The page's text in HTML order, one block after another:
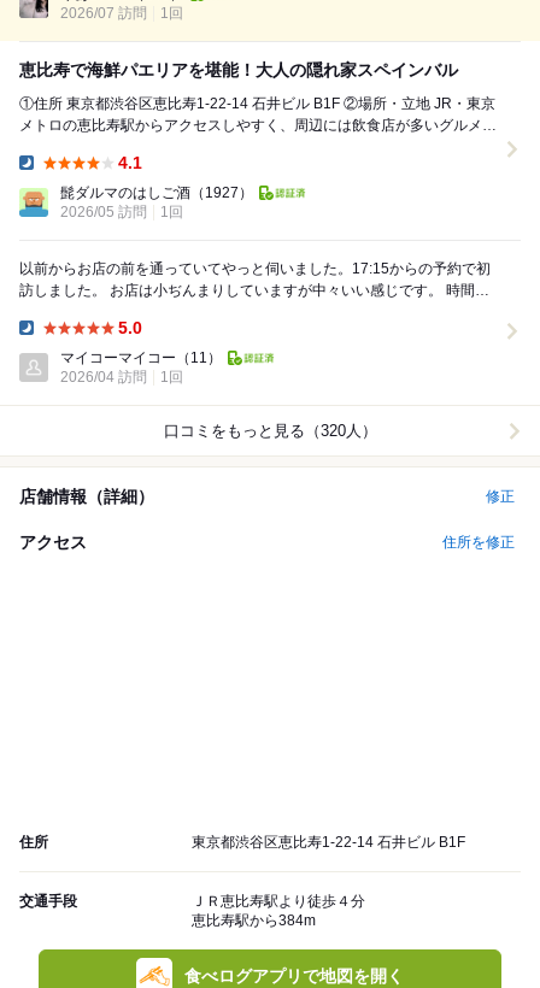
2026/07 訪問
1回
恵比寿で海鮮パエリアを堪能！大人の隠れ家スペインバル
①住所 東京都渋谷区恵比寿1-22-14 石井ビル B1F ②場所・立地 JR・東京
メトロの恵比寿駅からアクセスしやすく、周辺には飲食店が多いグルメエ
4.1
髭ダルマのはしご酒 （1927）
2026/05 訪問
1回
以前からお店の前を通っていてやっと伺いました。17:15からの予約で初
訪しました。 お店は小ぢんまりしていますが中々いい感じです。 時間が
5.0
マイコーマイコー （11）
2026/04 訪問
1回
口コミをもっと見る（320人）
店舗情報（詳細） 修正
アクセス 住所を修正
住所 東京都渋谷区恵比寿1-22-14 石井ビル B1F
交通手段
ＪＲ恵比寿駅より徒歩４分
恵比寿駅から384m
食べログアプリで地図を開く